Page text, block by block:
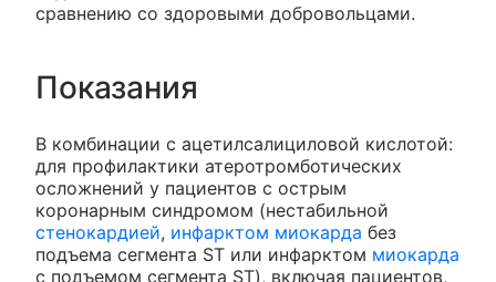
сравнению со здоровыми добровольцами.
Показания
В комбинации с ацетилсалициловой кислотой:
для профилактики атеротромботических
осложнений у пациентов с острым
коронарным синдромом (нестабильной
стенокардией, инфарктом миокарда без
подъема сегмента ST или инфарктом миокарда
с подъемом сегмента ST), включая пациентов,